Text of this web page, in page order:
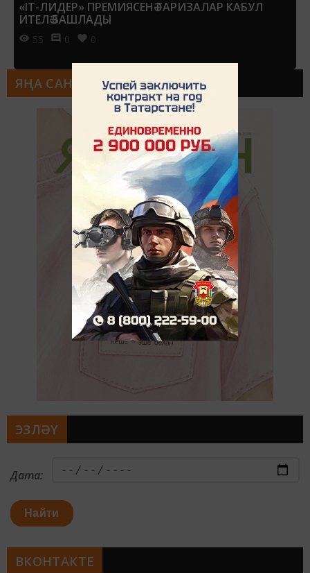
«IT-ЛИДЕР» ПРЕМИЯСЕНӘ ГАРИЗАЛАР КАБУЛ
ИТЕЛӘ БАШЛАДЫ
55 0 0
ЯҢА САН
ЭЗЛӘҮ
Дата:
Найти
ВКОНТАКТЕ